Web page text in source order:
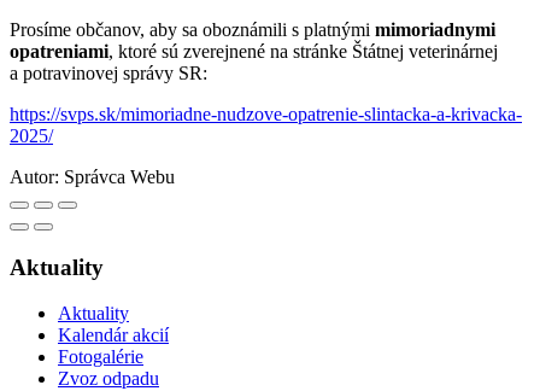
Prosíme občanov, aby sa oboznámili s platnými mimoriadnymi
opatreniami, ktoré sú zverejnené na stránke Štátnej veterinárnej
a potravinovej správy SR:
https://svps.sk/mimoriadne-nudzove-opatrenie-slintacka-a-krivacka-
2025/
Autor: Správca Webu
Aktuality
Aktuality
Kalendár akcií
Fotogalérie
Zvoz odpadu